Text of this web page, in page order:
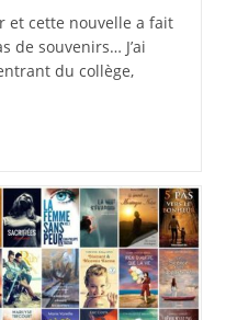
et cette nouvelle a fait
de souvenirs… J’ai
du collège,